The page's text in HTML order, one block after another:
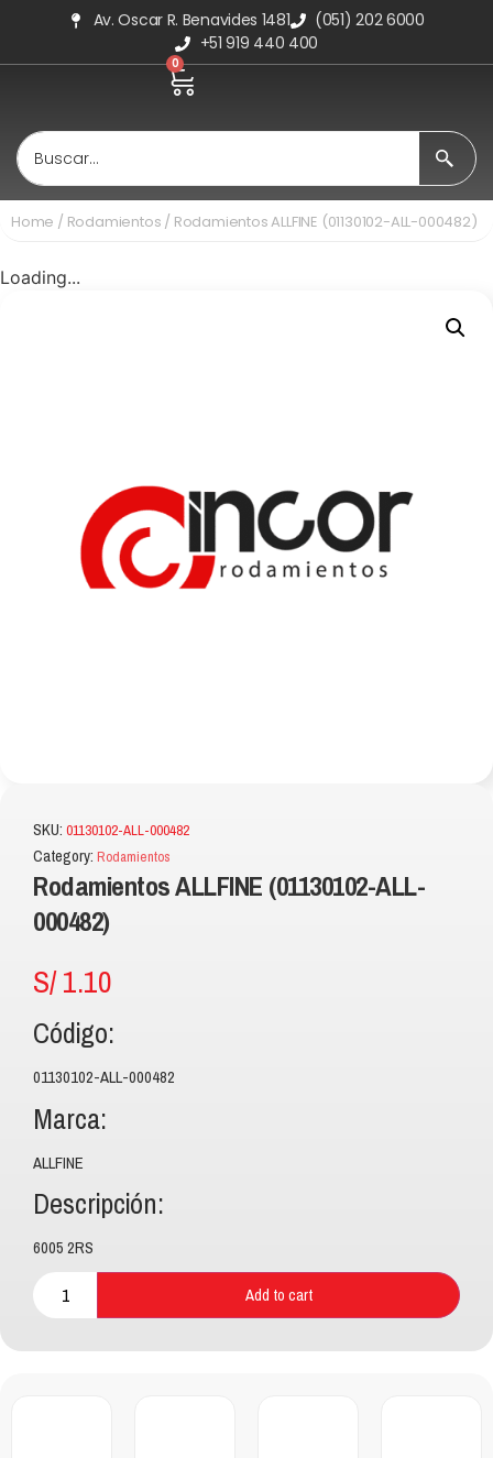
Av. Oscar R. Benavides 1481
(051) 202 6000
+51 919 440 400
0
Home / Rodamientos / Rodamientos ALLFINE (01130102-ALL-000482)
Loading...
SKU: 01130102-ALL-000482
Category: Rodamientos
Rodamientos ALLFINE (01130102-ALL-
000482)
S/1.10
Código:
01130102-ALL-000482
Marca:
ALLFINE
Descripción:
6005 2RS
Add to cart